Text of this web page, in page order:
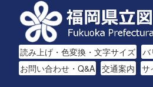
読み上げ・色変換・文字サイズ バ
お問い合わせ・Q&A 交通案内 サ